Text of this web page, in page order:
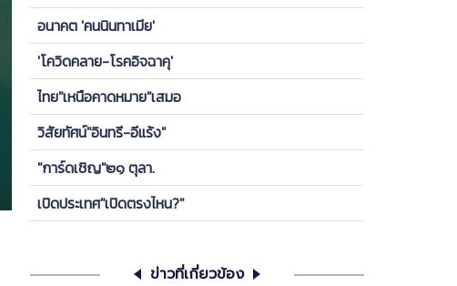
ของพรรค ให้ลูกกบ-ลูกเขียดในพรรคได้เกาะ วันนี้ ขอคุย
ซีเครียดซักนิด
อนาคต 'คนนินทาเมีย'
'โควิดคลาย-โรคอิจฉาคุ'
ไทย"เหนือคาดหมาย"เสมอ
วิสัยทัศน์"อินทรี-อีแร้ง"
"การ์ดเชิญ"๒๑ ตุลา.
เปิดประเทศ"เปิดตรงไหน?"
ข่าวที่เกี่ยวข้อง